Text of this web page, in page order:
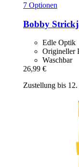
7 Optionen
Bobby
Edle Optik
Origineller
Waschbar
26,99 €
Zustellung bis